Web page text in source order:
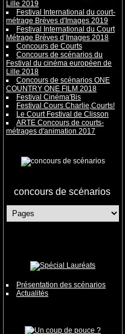
Lille 2019
Festival International du court-
métrage Brèves d'Images 2019
Festival International du Court
Métrage Brèves d’Images 2018
Concours de Courts
Concours de scénarios du
Festival du cinéma européen de
Lille 2018
Concours de scénarios ONE
COUNTRY ONE FILM 2018
Festival Cinéma'Bis
Festival Cours Charlie,Courts!
Le Court Festival de Clisson
ARTE Concours de courts-
métrages d'animation 2017
concours de scénarios
Présentation des scénarios
Actualités